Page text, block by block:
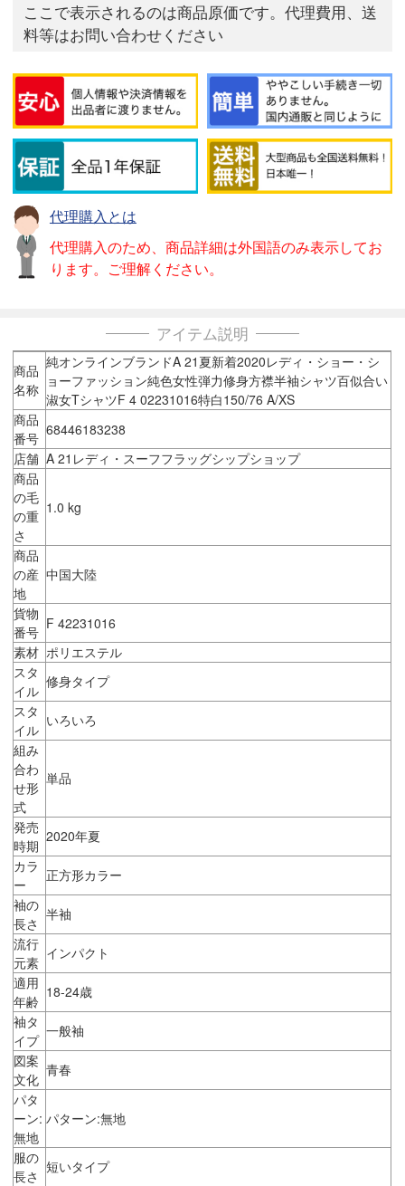
ここで表示されるのは商品原価です。代理費用、送
料等はお問い合わせください
代理購入とは
代理購入のため、商品詳細は外国語のみ表示してお
ります。ご理解ください。
アイテム説明
商品
名称
純オンラインブランドA 21夏新着2020レディ・ショー・シ
ョーファッション純色女性弾力修身方襟半袖シャツ百似合い
淑女TシャツF 4 02231016特白150/76 A/XS
商品
番号 68446183238
店舗 A 21レディ・スーフフラッグシップショップ
商品
の毛
の重
さ
1.0 kg
商品
の産
地
中国大陸
貨物
番号 F 42231016
素材 ポリエステル
スタ
イル
修身タイプ
スタ
イル
いろいろ
組み
合わ
せ形
式
単品
発売
時期
2020年夏
カラ
ー
正方形カラー
袖の
長さ
半袖
流行
元素
インパクト
適用
年齢
18-24歳
袖タ
イプ
一般袖
図案
文化
青春
パタ
ーン:
無地
パターン:無地
服の
長さ
短いタイプ